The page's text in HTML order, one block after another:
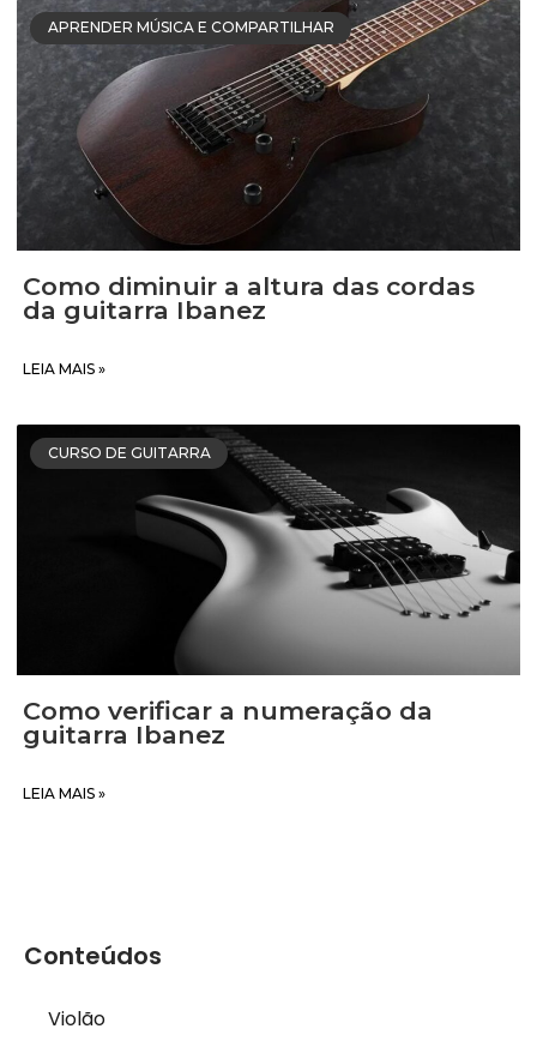
APRENDER MÚSICA E COMPARTILHAR
Como diminuir a altura das cordas
da guitarra Ibanez
LEIA MAIS »
CURSO DE GUITARRA
Como verificar a numeração da
guitarra Ibanez
LEIA MAIS »
Conteúdos
Violão